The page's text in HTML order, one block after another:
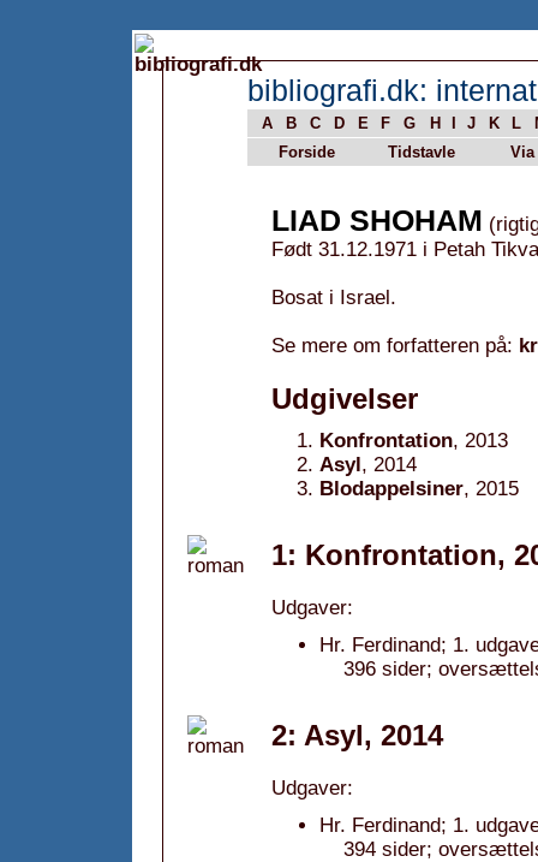
bibliografi.dk:
A B C D E F G H J K L
Forside
Tidstavle Via
LIAD SHOHAM
Født 31.12.1971 i Petah
Bosat i Israel.
Se mere om forfatteren på:
Udgivelser
Konfrontation, 2013
Asyl, 2014
Blodappelsiner, 2015
1: Konfrontation,
Udgaver:
Hr. Ferdinand; 1.
396 sider;
2: Asyl, 2014
Udgaver:
Hr. Ferdinand; 1.
394 sider;